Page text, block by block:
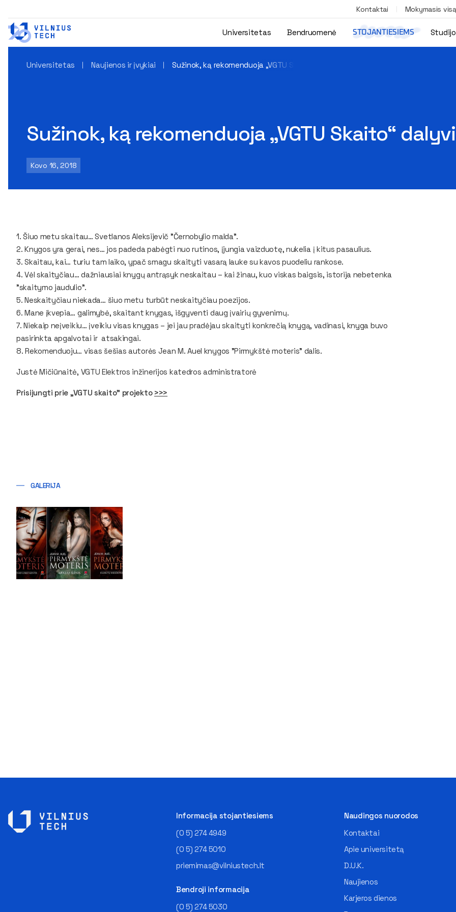
Kontaktai Mokymasis
Universitetas Bendruomenė STOJANTIESIEMS
Universitetas Naujienos ir įvykiai Sužinok, ką rekomenduoja „VGTU Skaito“ dalyviai (nauja anketa)
Sužinok, ką rekomenduoja „VGTU Skaito“
Kovo 16, 2018
1. Šiuo metu skaitau…Svetlanos Aleksijevič "Černobylio malda".
2. Knygos yra gerai, nes… jos padeda pabėgti nuo rutinos, įjungia vaizduotę, nukelia į kitus pasaulius.
3. Skaitau, kai… turiu tam laiko, ypač smagu skaityti vasarą lauke su kavos puodeliu rankose.
4. Vėl skaityčiau…dažniausiai knygų antrąsyk neskaitau – kai žinau, kuo viskas baigsis, istorija nebetenka
"skaitymo jaudulio".
5. Neskaityčiau niekada… šiuo metu turbūt neskaityčiau poezijos.
6. Mane įkvepia… galimybė, skaitant knygas, išgyventi daug įvairių gyvenimų.
7. Niekaip neįveikiu… įveikiu visas knygas – jei jau pradėjau skaityti konkrečią knygą, vadinasi, knyga buvo
pasirinkta apgalvotai ir atsakingai.
8. Rekomenduoju… visas šešias autorės Jean M. Auel knygos "Pirmykštė moteris" dalis.
Justė Mičiūnaitė, VGTU Elektros inžinerijos katedros administratorė
Prisijungti prie „VGTU skaito" projekto >>>
GALERIJA
Informacija stojantiesiems
(0 5) 274 4949
(0 5) 274 5010
priemimas@vilniustech.lt
Bendroji informacija
(0 5) 274 5030
Naudingos nuorodos
Kontaktai
Apie universitetą
D.U.K.
Naujienos
Karjeros dienos